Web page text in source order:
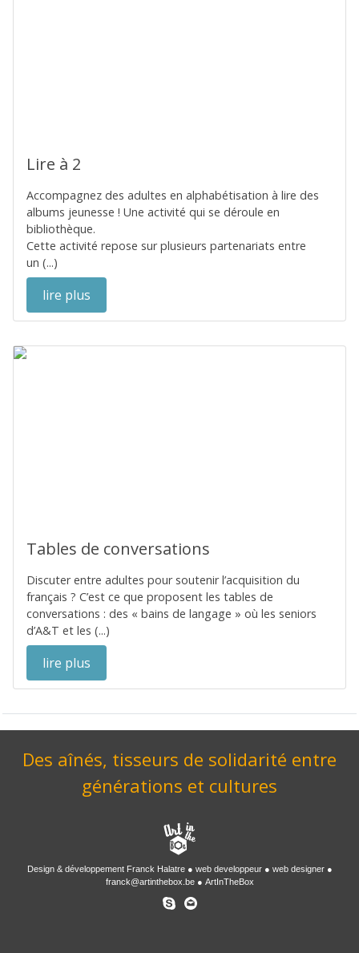
Lire à 2
Accompagnez des adultes en alphabétisation à lire des
albums jeunesse ! Une activité qui se déroule en
bibliothèque.
Cette activité repose sur plusieurs partenariats entre
un (...)
lire plus
Tables de conversations
Discuter entre adultes pour soutenir l’acquisition du
français ? C’est ce que proposent les tables de
conversations : des « bains de langage » où les seniors
d’A&T et les (...)
lire plus
Des aînés, tisseurs de solidarité entre
générations et cultures
Design & développement Franck Halatre web developpeur
web designer
franck@artinthebox.be
ArtInTheBox